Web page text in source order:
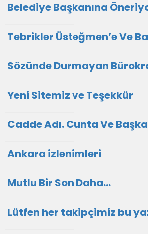
Belediye Başkanına
Tebrikler Üsteğmen’e Ve
Sözünde Durmayan
Yeni Sitemiz ve Teşekkür
Cadde Adı. Cunta Ve
Ankara izlenimleri
Mutlu Bir Son Daha…
Lütfen her takipçimiz bu